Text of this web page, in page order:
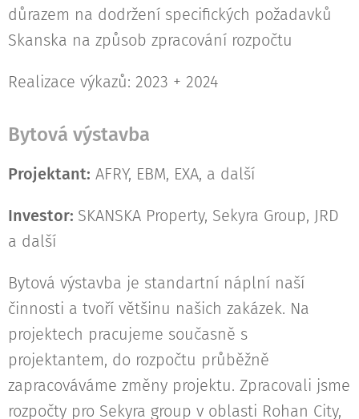
důrazem na dodržení specifických požadavků
Skanska na způsob zpracování rozpočtu
Realizace výkazů: 2023 + 2024
Bytová výstavba
Projektant: AFRY, EBM, EXA, a další
Investor: SKANSKA Property, Sekyra Group, JRD
a další
Bytová výstavba je standartní náplní naší
činnosti a tvoří většinu našich zakázek. Na
projektech pracujeme současně s
projektantem, do rozpočtu průběžně
zapracováváme změny projektu. Zpracovali jsme
rozpočty pro Sekyra group v oblasti Rohan City,